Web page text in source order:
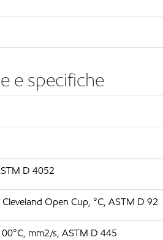
e specifiche
D 4052
Open Cup, °C, ASTM D 92
mm2/s, ASTM D 445